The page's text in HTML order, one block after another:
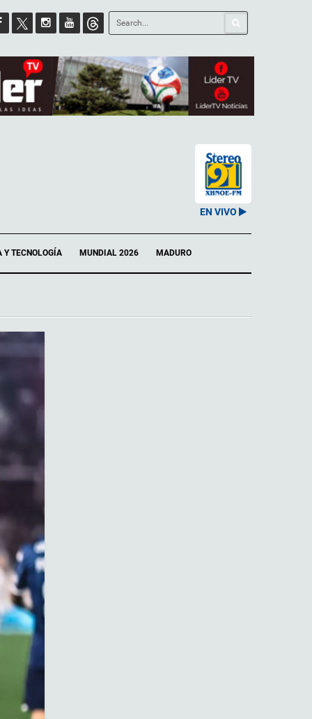
EN VIVO
Y TECNOLOGÍA MUNDIAL 2026 MADURO